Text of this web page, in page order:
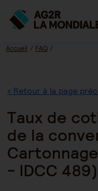
Accueil
FAQ
< Retour à la page
Taux de
de la
- IDCC 489)